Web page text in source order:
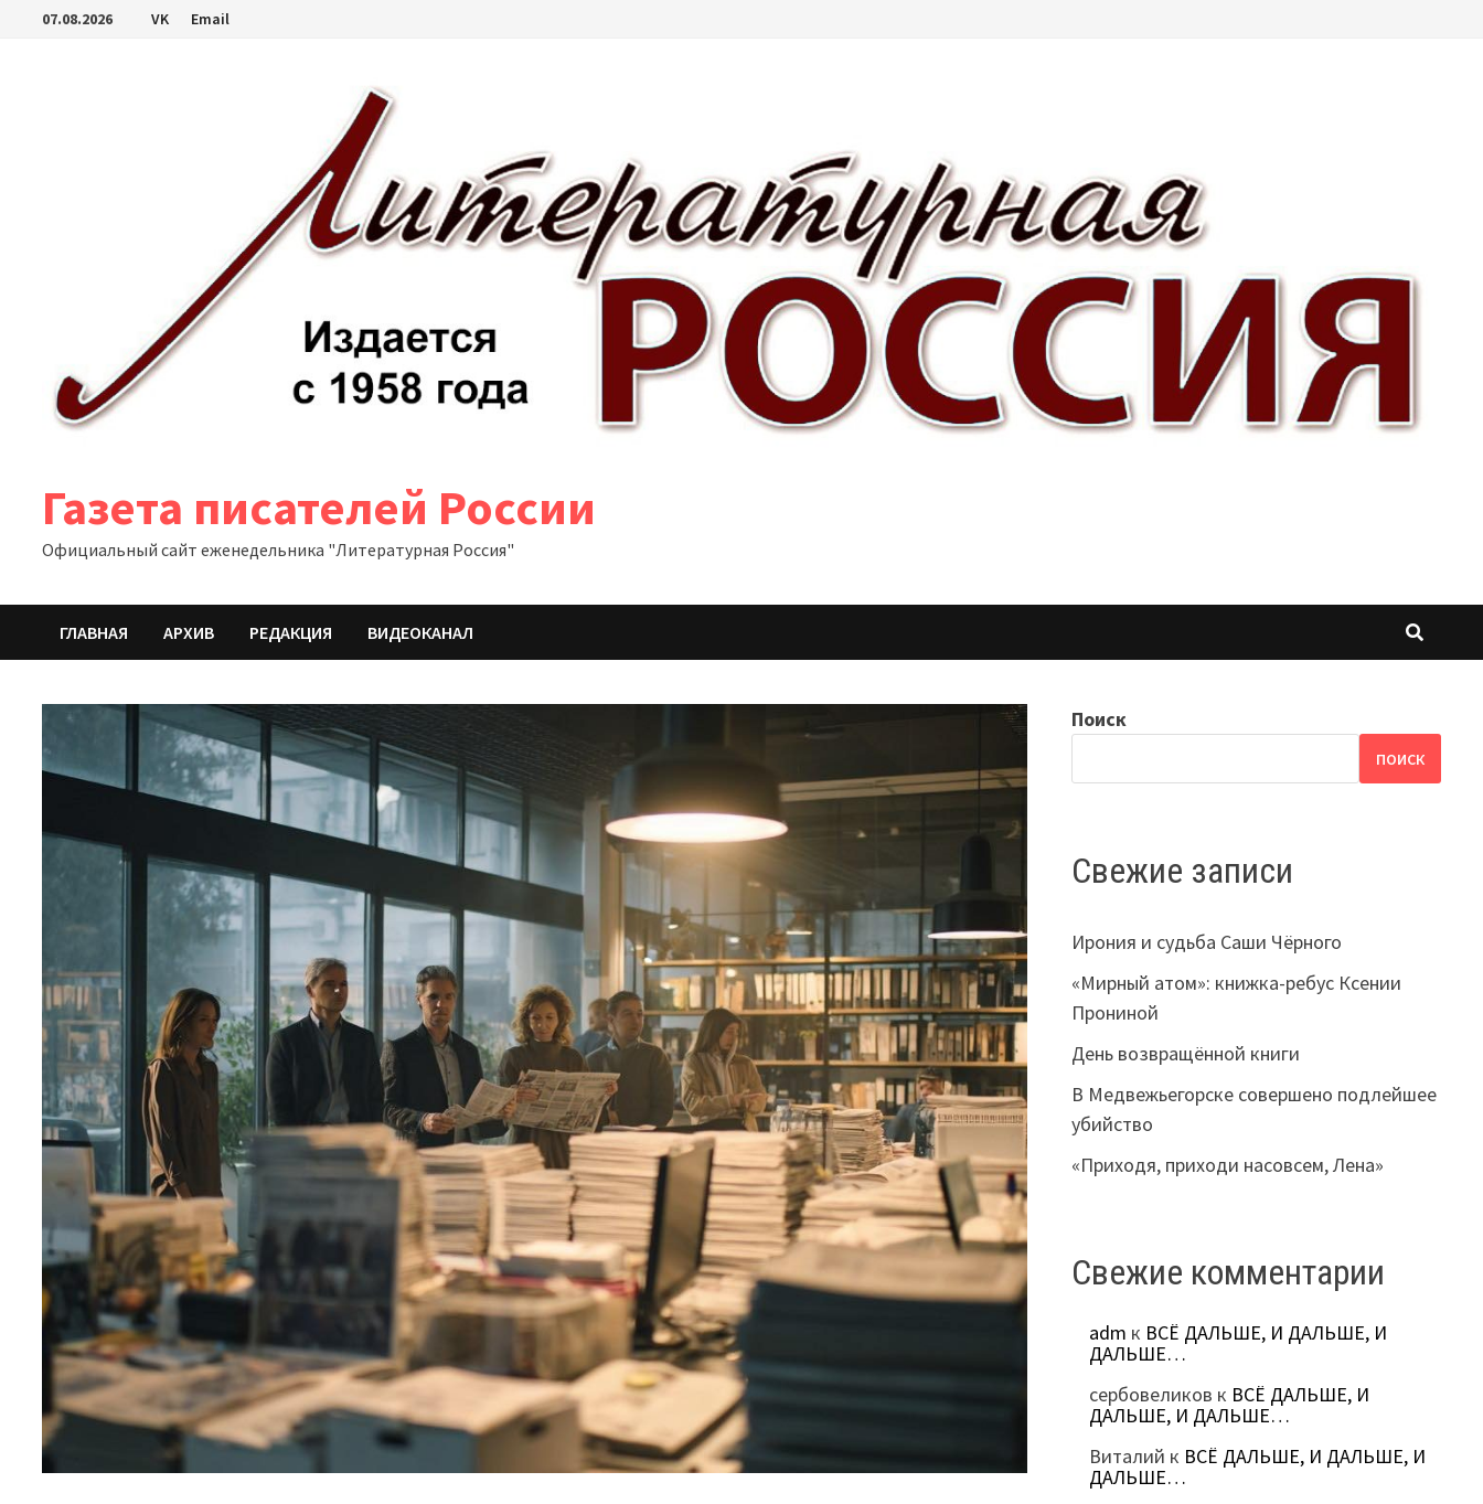
Перейти07.08.2026 VK Email
Газета писателей России
Официальный сайт еженедельника "Литературная Россия"
ГЛАВНАЯ АРХИВ РЕДАКЦИЯ ВИДЕОКАНАЛ
Поиск
ПОИСК
Свежие записи
Ирония и судьба Саши Чёрного
«Мирный атом»: книжка-ребус Ксении
Прониной
День возвращённой книги
В Медвежьегорске совершено подлейшее
убийство
«Приходя, приходи насовсем, Лена»
Свежие комментарии
adm к ВСЁ ДАЛЬШЕ, И ДАЛЬШЕ, И
ДАЛЬШЕ…
сербовеликов к ВСЁ ДАЛЬШЕ, И
ДАЛЬШЕ, И ДАЛЬШЕ…
Виталий к ВСЁ ДАЛЬШЕ, И ДАЛЬШЕ, И
ДАЛЬШЕ…